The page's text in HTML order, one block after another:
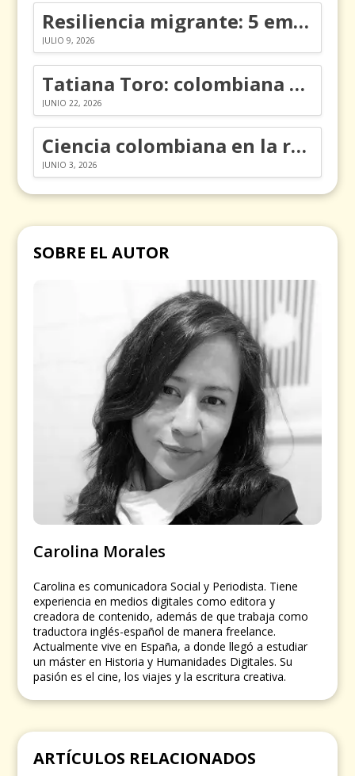
Resiliencia migrante: 5 emociones y cómo gestionarlas
JULIO 9, 2026
Tatiana Toro: colombiana que cambió la historia de las matemáticas
JUNIO 22, 2026
Ciencia colombiana en la revolución de los órganos en chips
JUNIO 3, 2026
SOBRE EL AUTOR
Carolina Morales
Carolina es comunicadora Social y Periodista. Tiene
experiencia en medios digitales como editora y
creadora de contenido, además de que trabaja como
traductora inglés-español de manera freelance.
Actualmente vive en España, a donde llegó a estudiar
un máster en Historia y Humanidades Digitales. Su
pasión es el cine, los viajes y la escritura creativa.
ARTÍCULOS RELACIONADOS